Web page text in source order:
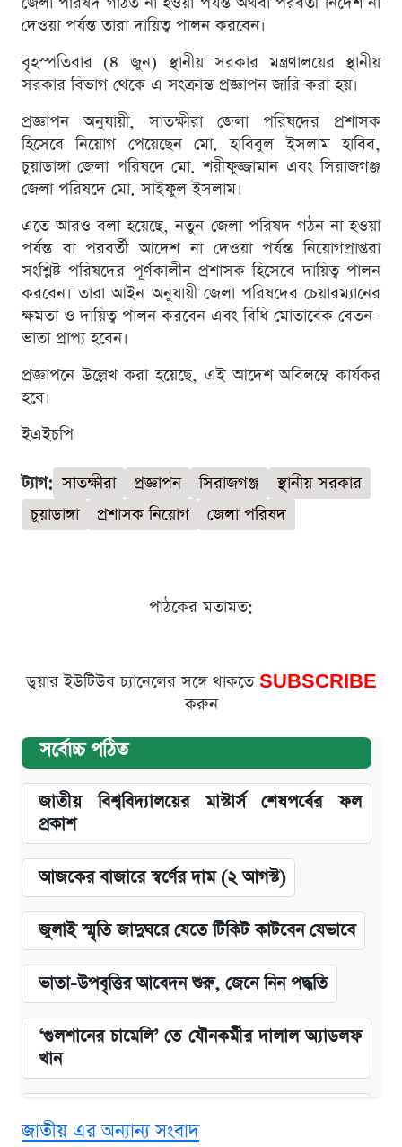
দেওয়া পর্যন্ত তারা দায়িত্ব পালন করবেন।
বৃহস্পতিবার (৪ জুন) স্থানীয় সরকার মন্ত্রণালয়ের স্থানীয়
সরকার বিভাগ থেকে এ সংক্রান্ত প্রজ্ঞাপন জারি করা হয়।
প্রজ্ঞাপন অনুযায়ী, সাতক্ষীরা জেলা পরিষদের প্রশাসক
হিসেবে নিয়োগ পেয়েছেন মো. হাবিবুল ইসলাম হাবিব,
চুয়াডাঙ্গা জেলা পরিষদে মো. শরীফুজ্জামান এবং সিরাজগঞ্জ
জেলা পরিষদে মো. সাইফুল ইসলাম।
এতে আরও বলা হয়েছে, নতুন জেলা পরিষদ গঠন না হওয়া
পর্যন্ত বা পরবর্তী আদেশ না দেওয়া পর্যন্ত নিয়োগপ্রাপ্তরা
সংশ্লিষ্ট পরিষদের পূর্ণকালীন প্রশাসক হিসেবে দায়িত্ব পালন
করবেন। তারা আইন অনুযায়ী জেলা পরিষদের চেয়ারম্যানের
ক্ষমতা ও দায়িত্ব পালন করবেন এবং বিধি মোতাবেক বেতন–
ভাতা প্রাপ্য হবেন।
প্রজ্ঞাপনে উল্লেখ করা হয়েছে, এই আদেশ অবিলম্বে কার্যকর
হবে।
ইএইচপি
ট্যাগ: সাতক্ষীরা প্রজ্ঞাপন সিরাজগঞ্জ
স্থানীয় সরকার
চুয়াডাঙ্গা
প্রশাসক নিয়োগ জেলা পরিষদ
পাঠকের মতামত:
ডুয়ার ইউটিউব চ্যানেলের সঙ্গে থাকতে SUBSCRIBE
করুন
সর্বোচ্চ পঠিত
জাতীয় বিশ্ববিদ্যালয়ের মাস্টার্স শেষপর্বের ফল
প্রকাশ
আজকের বাজারে স্বর্ণের দাম (২ আগস্ট)
জুলাই স্মৃতি জাদুঘরে যেতে টিকিট কাটবেন যেভাবে
ভাতা-উপবৃত্তির আবেদন শুরু, জেনে নিন পদ্ধতি
‘গুলশানের চামেলি’ তে যৌনকর্মীর দালাল অ্যাডলফ
খান
দাম ও ফিচার
জাতীয় এর অন্যান্য সংবাদ